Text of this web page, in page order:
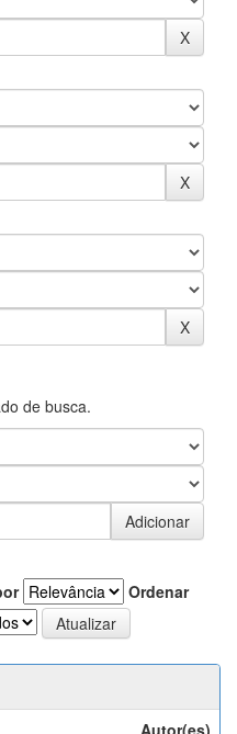
de busca.
Ordenar
Autor(es)